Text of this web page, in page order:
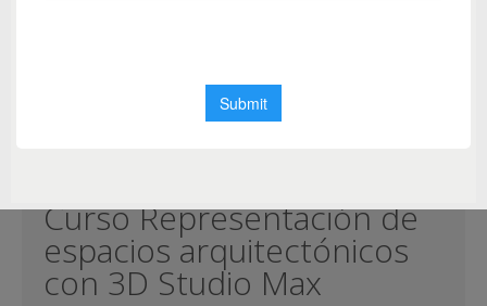
Curso Representación de
espacios arquitectónicos
con 3D Studio Max